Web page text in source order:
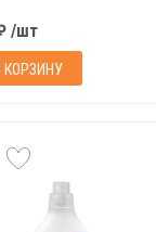
/шт
КОРЗИНУ